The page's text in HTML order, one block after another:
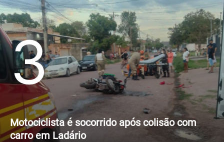
3
Motociclista é socorrido após colisão com
carro em Ladário